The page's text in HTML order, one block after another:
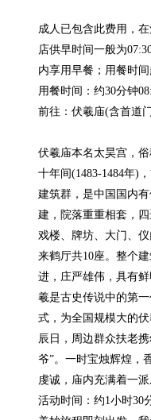
成人已包含此费用，
店供早时间一般为
内享用早餐；用餐时
用餐时间：约30分钟
前往：伏羲庙(含首道
伏羲庙本名太昊宫，
十年间(1483-1484年)
建筑群，是中国国内
建，院落重重相套，
戏楼、牌坊、大门、
来鹤厅共10座。整个
进，庄严雄伟，具有
羲是古史传说中的第
式，为全国规模大的
辰日，周边群众扶老
爷”。一时宝烛辉煌，
虔诚，庙内充满着一派
活动时间：约1小时30